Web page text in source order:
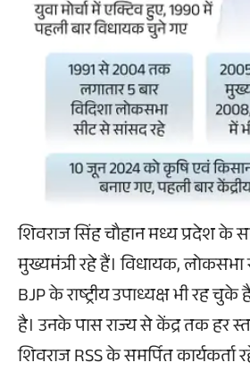
शिवराज सिंह चौहान मध्य प्रदेश
मुख्यमंत्री रहे हैं। विधायक,
BJP के राष्ट्रीय उपाध्यक्ष भी रह चुके
है। उनके पास राज्य से केंद्र तक हर
शिवराज RSS के समर्पित कार्यकर्ता